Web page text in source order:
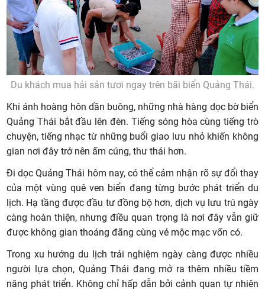
Du khách mua hải sản tươi ngay trên bãi biển Quảng Thái.
Khi ánh hoàng hôn dần buông, những nhà hàng dọc bờ biển
Quảng Thái bắt đầu lên đèn. Tiếng sóng hòa cùng tiếng trò
chuyện, tiếng nhạc từ những buổi giao lưu nhỏ khiến không
gian nơi đây trở nên ấm cúng, thư thái hơn.
Đi dọc Quảng Thái hôm nay, có thể cảm nhận rõ sự đổi thay
của một vùng quê ven biển đang từng bước phát triển du
lịch. Hạ tầng được đầu tư đồng bộ hơn, dịch vụ lưu trú ngày
càng hoàn thiện, nhưng điều quan trọng là nơi đây vẫn giữ
được không gian thoáng đãng cùng vẻ mộc mạc vốn có.
Trong xu hướng du lịch trải nghiệm ngày càng được nhiều
người lựa chọn, Quảng Thái đang mở ra thêm nhiều tiềm
năng phát triển. Không chỉ hấp dẫn bởi cảnh quan tự nhiên